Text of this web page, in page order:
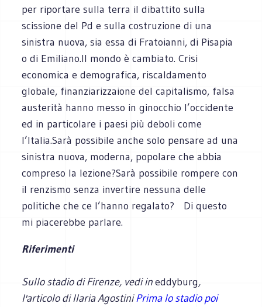
per riportare sulla terra il dibattito sulla
scissione del Pd e sulla costruzione di una
sinistra nuova, sia essa di Fratoianni, di Pisapia
o di Emiliano.Il mondo è cambiato. Crisi
economica e demografica, riscaldamento
globale, finanziarizzaione del capitalismo, falsa
austerità hanno messo in ginocchio l’occidente
ed in particolare i paesi più deboli come
l’Italia.Sarà possibile anche solo pensare ad una
sinistra nuova, moderna, popolare che abbia
compreso la lezione?Sarà possibile rompere con
il renzismo senza invertire nessuna delle
politiche che ce l’hanno regalato? Di questo
mi piacerebbe parlare.
Riferimenti
Sullo stadio di Firenze, vedi ineddyburg,
l'articolo di Ilaria AgostiniPrima lo stadio poi